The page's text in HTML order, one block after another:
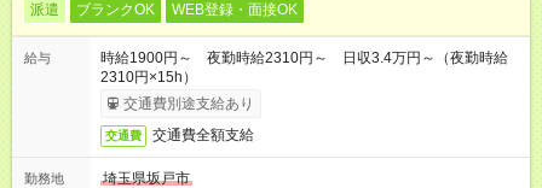
派遣 ブランクOK WEB登録・面接OK
給与
時給1900円～ 夜勤時給2310円～ 日収3.4万円～（夜勤時給
2310円×15h）
交通費別途支給あり
交通費 交通費全額支給
勤務地
埼玉県坂戸市